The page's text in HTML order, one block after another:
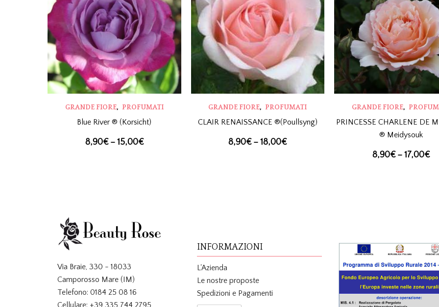
GRANDE FIORE, PROFUMATI
Blue River ® (Korsicht)
8,90€– 15,00€
GRANDE FIORE, PROFUMATI
CLAIR RENAISSANCE ®(Poullsyng)
8,90€–18,00€
GRANDE FIORE,
PRINCESSE CHARLENE DE
® Meidysouk
8,90€– 17,00€
Via Braie, 330 - 18033
Camporosso Mare (IM)
Telefono: 0184 25 08 16
Cellulare: +39 335 744 2795
INFORMAZIONI
L'Azienda
Le nostre proposte
Spedizioni e Pagamenti